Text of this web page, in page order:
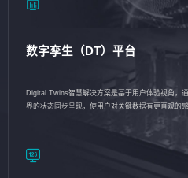
数字孪生（DT）平台
Digital Twins智慧解决方案是基于用户体验视角，
界的状态同步呈现，使用户对关键数据有更直观的